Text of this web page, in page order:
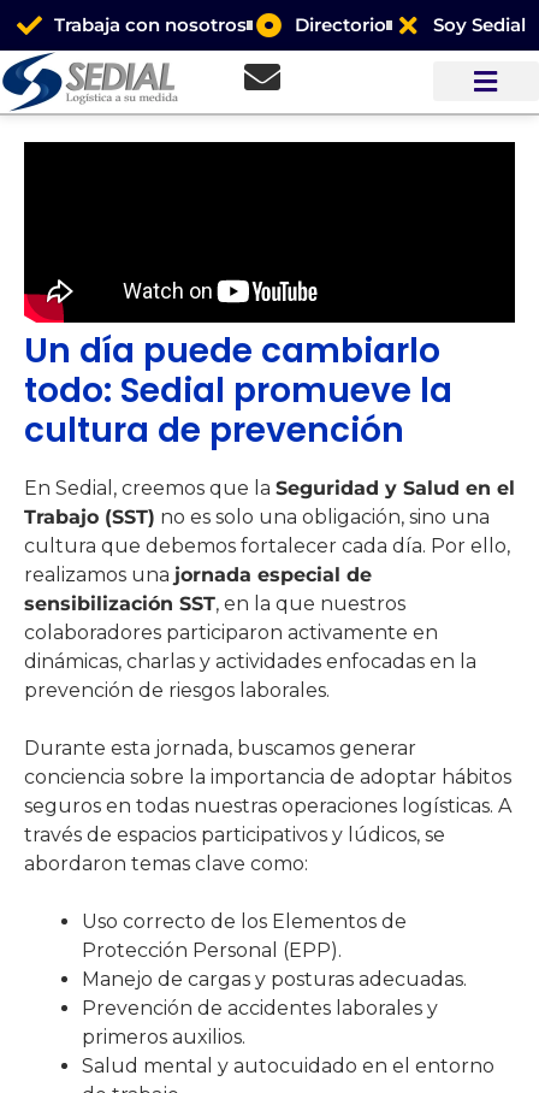
Trabaja con nosotros Directorio Soy Sedial
Un día puede cambiarlo
todo: Sedial promueve la
cultura de prevención
En Sedial, creemos que la Seguridad y Salud en el
Trabajo (SST) no es solo una obligación, sino una
cultura que debemos fortalecer cada día. Por ello,
realizamos una jornada especial de
sensibilización SST, en la que nuestros
colaboradores participaron activamente en
dinámicas, charlas y actividades enfocadas en la
prevención de riesgos laborales.
Durante esta jornada, buscamos generar
conciencia sobre la importancia de adoptar hábitos
seguros en todas nuestras operaciones logísticas. A
través de espacios participativos y lúdicos, se
abordaron temas clave como:
Uso correcto de los Elementos de
Protección Personal (EPP).
Manejo de cargas y posturas adecuadas.
Prevención de accidentes laborales y
primeros auxilios.
Salud mental y autocuidado en el entorno